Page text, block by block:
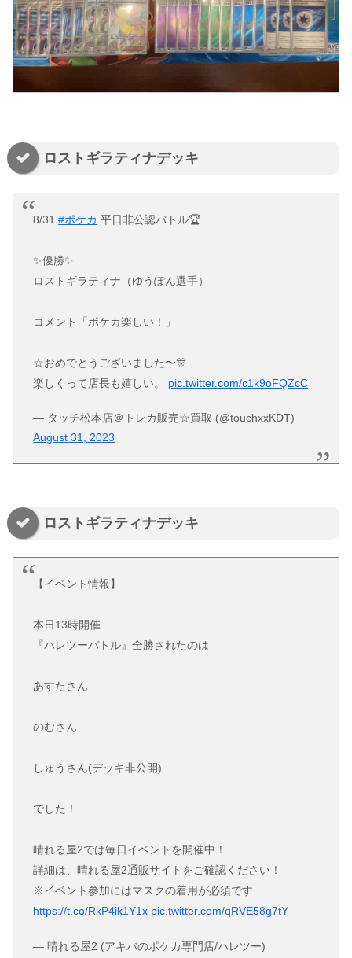
ロストギラティナデッキ
8/31#ポケカ 平日非公認バトル🏆
✨優勝✨
ロストギラティナ（ゆうぽん選手）
コメント「ポケカ楽しい！」
☆おめでとうございました〜🎊
楽しくって店長も嬉しい。 pic.twitter.com/c1k9oFQZcC
— タッチ松本店＠トレカ販売☆買取 (@touchxxKDT)
August 31, 2023
ロストギラティナデッキ
【イベント情報】
本日13時開催
『ハレツーバトル』全勝されたのは
あすたさん
のむさん
しゅうさん(デッキ非公開)
でした！
晴れる屋2では毎日イベントを開催中！
詳細は、晴れる屋2通販サイトをご確認ください！
※イベント参加にはマスクの着用が必須です
https://t.co/RkP4ik1Y1x pic.twitter.com/qRVE58g7tY
— 晴れる屋2 (アキバのポケカ専門店/ハレツー)